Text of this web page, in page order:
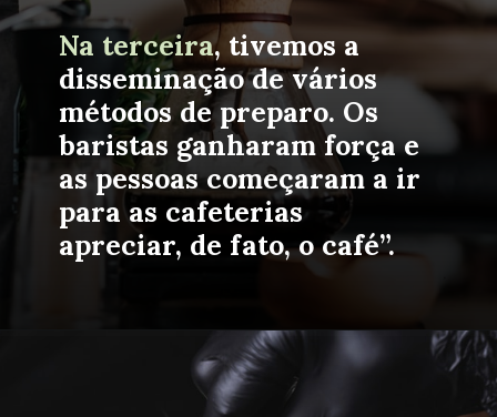
Na terceira, tivemos a
disseminação de vários
métodos de preparo. Os
baristas ganharam força e
as pessoas começaram a ir
para as cafeterias
apreciar, de fato, o café”.